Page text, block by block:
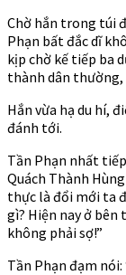
Chờ hắn trong túi
Phạn bất đắc dĩ
kịp chờ kế tiếp ba
thành dân thường,
Hắn vừa hạ du hí,
đánh tới.
Tần Phạn nhất
Quách Thành
thực là đổi mới ta
gì? Hiện nay ở
không phải sợ!”
Tần Phạn đạm nói: